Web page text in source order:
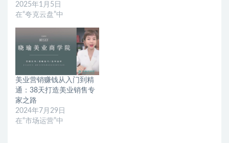
2025年1月5日
在“夸克云盘”中
美业营销赚钱从入门到精
通：38天打造美业销售专
家之路
2024年7月29日
在“市场运营”中